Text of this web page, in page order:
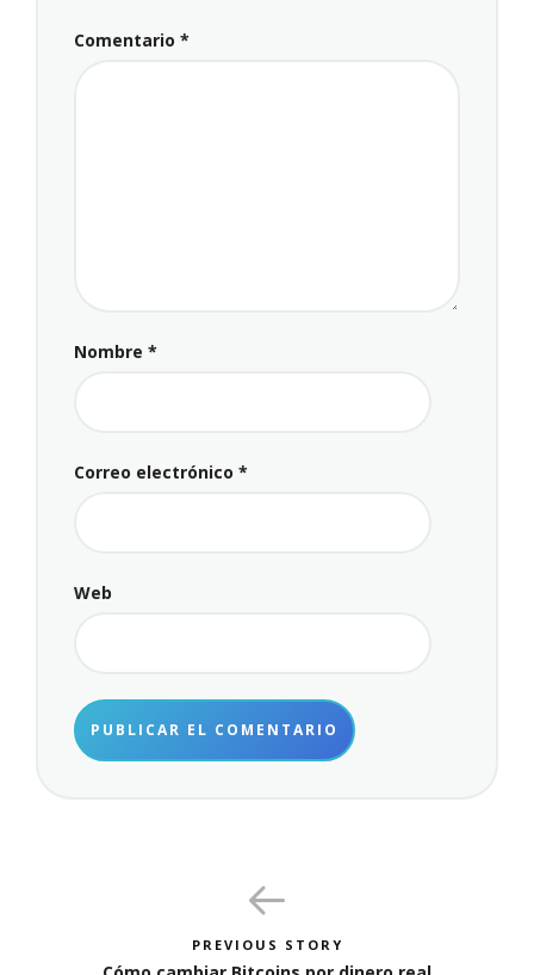
Comentario *
Nombre *
Correo electrónico *
Web
PREVIOUS STORY